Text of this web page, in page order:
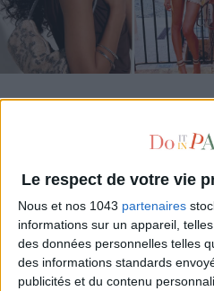
Le respect de votre vie
Nous et nos 1043 partenaires
informations sur un appareil,
des données personnelles telles
des informations standards
publicités et du contenu
THE SUMMER BAGS SETTING